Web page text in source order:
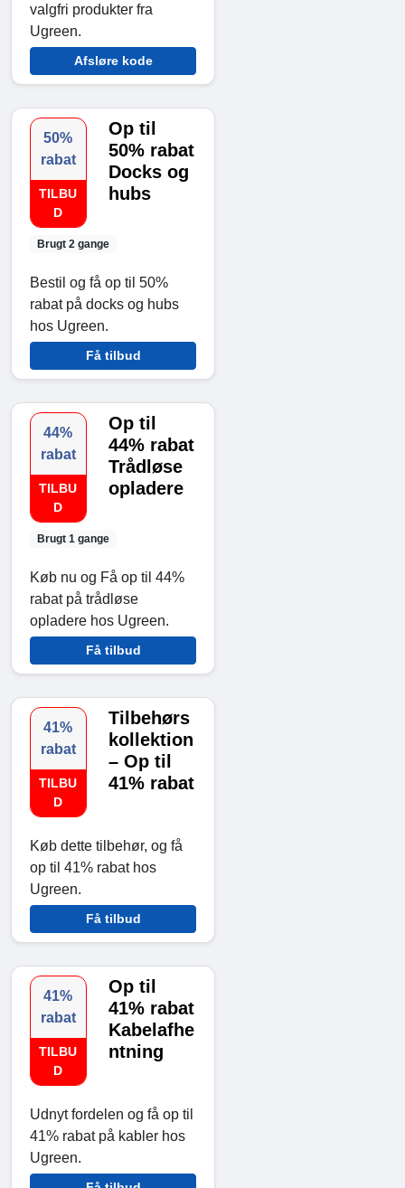
valgfri produkter fra
Ugreen.
Afsløre kode
50%
rabat
TILBU
D
Brugt 2 gange
Op til
50% rabat
Docks og
hubs
Bestil og få op til 50%
rabat på docks og hubs
hos Ugreen.
Få tilbud
44%
rabat
TILBU
D
Brugt 1 gange
Op til
44% rabat
Trådløse
opladere
Køb nu og Få op til 44%
rabat på trådløse
opladere hos Ugreen.
Få tilbud
41%
rabat
TILBU
D
Tilbehørs
kollektion
– Op til
41% rabat
Køb dette tilbehør, og få
op til 41% rabat hos
Ugreen.
Få tilbud
41%
rabat
TILBU
D
Op til
41% rabat
Kabelafhe
ntning
Udnyt fordelen og få op til
41% rabat på kabler hos
Ugreen.